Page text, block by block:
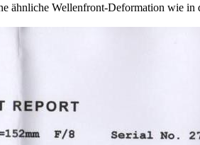
ähnliche Wellenfront-Deformation wie in